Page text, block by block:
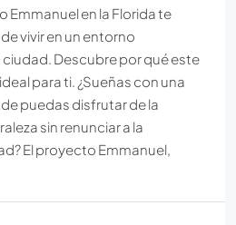
Emmanuel en la Florida te
vivir en un entorno
Descubre por qué este
para ti. ¿Sueñas con una
puedas disfrutar de la
sin renunciar a la
El proyecto Emmanuel,